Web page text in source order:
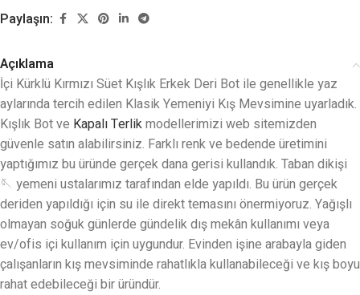
Paylaşın:
Açıklama
İçi Kürklü Kırmızı Süet Kışlık Erkek Deri Bot ile genellikle yaz
aylarında tercih edilen Klasik Yemeniyi Kış Mevsimine uyarladık.
Kışlık Bot ve Kapalı Terlikmodellerimizi web sitemizden
güvenle satın alabilirsiniz. Farklı renk ve bedende üretimini
yaptığımız bu üründe gerçek dana gerisi kullandık. Taban dikişi
🪡 yemeni ustalarımız tarafından elde yapıldı. Bu ürün gerçek
deriden yapıldığı için su ile direkt temasını önermiyoruz. Yağışlı
olmayan soğuk günlerde gündelik dış mekân kullanımı veya
ev/ofis içi kullanım için uygundur. Evinden işine arabayla giden
çalışanların kış mevsiminde rahatlıkla kullanabileceği ve kış boyu
rahat edebileceği bir üründür.